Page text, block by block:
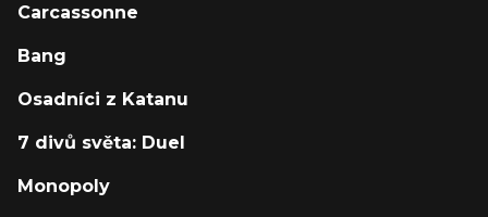
Carcassonne
Bang
Osadníci z Katanu
7 divů světa: Duel
Monopoly